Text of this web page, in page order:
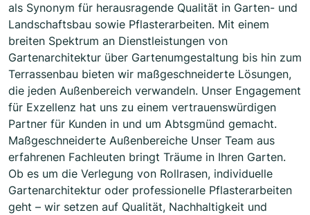
als Synonym für herausragende Qualität in Garten- und
Landschaftsbau sowie Pflasterarbeiten. Mit einem
breiten Spektrum an Dienstleistungen von
Gartenarchitektur über Gartenumgestaltung bis hin zum
Terrassenbau bieten wir maßgeschneiderte Lösungen,
die jeden Außenbereich verwandeln. Unser Engagement
für Exzellenz hat uns zu einem vertrauenswürdigen
Partner für Kunden in und um Abtsgmünd gemacht.
Maßgeschneiderte Außenbereiche Unser Team aus
erfahrenen Fachleuten bringt Träume in Ihren Garten.
Ob es um die Verlegung von Rollrasen, individuelle
Gartenarchitektur oder professionelle Pflasterarbeiten
geht – wir setzen auf Qualität, Nachhaltigkeit und